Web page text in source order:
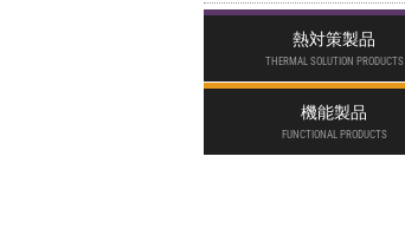
熱対策製品
THERMAL SOLUTION PRODUCTS
機能製品
FUNCTIONAL PRODUCTS